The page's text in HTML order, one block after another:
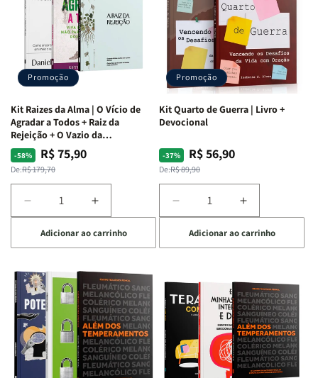
Promoção
Kit Raizes da Alma | O Vício de
Agradar a Todos + Raiz da
Rejeição + O Vazio da
Insatisfação.
-58%
Preço
normal
De:R$ 179,70
Preço
promocional
R$ 75,90
Diminuir
a
quantidade
de
Raizes
da
Alma
|
O
Vício
Aumentar
a
quantidade
de
Raizes
da
Alma
|
O
Vício
de
Adicionar ao carrinho
Promoção
Kit Quarto de Guerra | Livro +
Devocional
-37%
Preço
normal
De:R$ 89,90
Preço
promocional
R$ 56,90
Diminuir
a
quantidade
de
Quarto
de
Guerra
Livro
+
Devocional
Aumentar
a
quantidade
de
Quarto
de
Guerra
|
Livro
+
Devocional
Adicionar ao carrinho